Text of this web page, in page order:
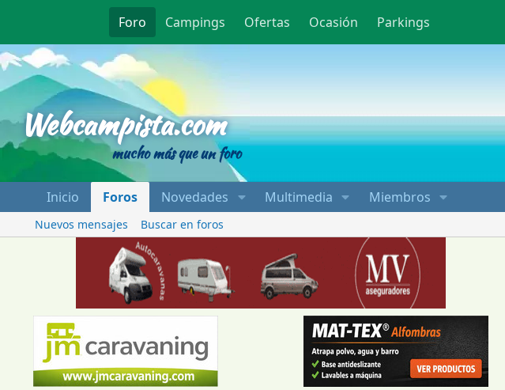
Foro Campings Ofertas Ocasión Parkings
Webcampista.com
mucho más que un foro
Inicio Foros Novedades Multimedia Miembros
Nuevos mensajes Buscar en foros